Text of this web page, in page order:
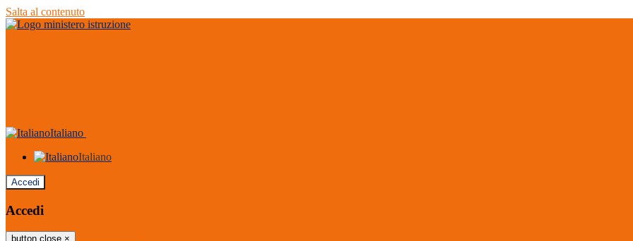
Salta al contenuto
Italiano
Italiano
Accedi
Accedi
button close ×